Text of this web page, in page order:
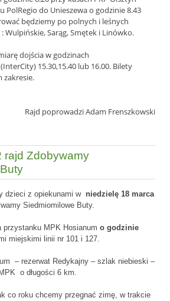
PolRegio do Unieszewa o godzinie 8.43
będziemy po polnych i leśnych
Wulpińskie, Sarąg, Smętek i Linówko.
dojścia w godzinach
15.30,15.40 lub 16.00. Bilety
zakresie.
Rajd poprowadzi Adam Frenszkowski
rajd Zdobywamy
dzieci z opiekunami w niedzielę 18 marca
Siedmiomilowe Buty.
przystanku MPK Hosianum o godzinie
miejskimi linii nr 101 i 127.
– rezerwat Redykajny – szlak niebieski –
o długości 6 km.
co roku chcemy przegnać zimę, w trakcie